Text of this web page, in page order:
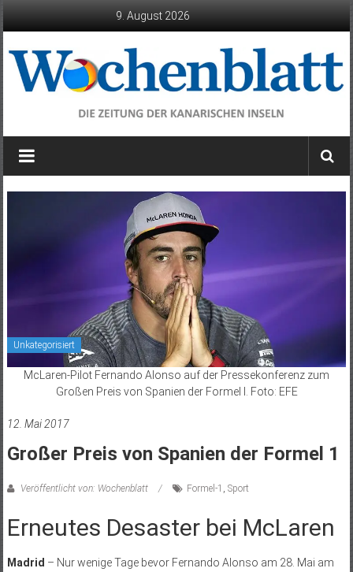
9. August 2026
Wochenblatt
die
Unkategorisiert
McLaren-Pilot Fernando Alonso auf der Pressekonferenz zum
Großen Preis von Spanien der Formel I. Foto: EFE
12. Mai 2017
Großer Preis von Spanien der Formel 1
Veröffentlicht von: Wochenblatt Formel-1 , Sport
Erneutes Desaster bei McLaren
Madrid – Nur wenige Tage bevor Fernando Alonso am 28. Mai am